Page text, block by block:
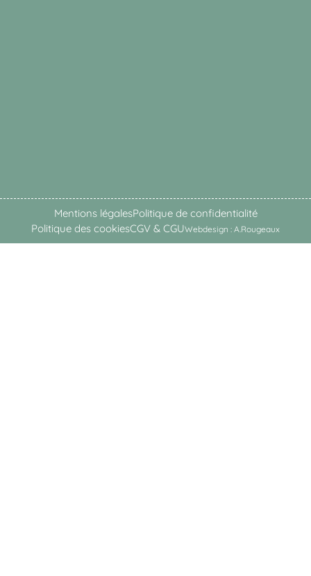
Mentions légalesPolitique de confidentialité
Politique des cookiesCGV & CGUWebdesign : A.Rougeaux